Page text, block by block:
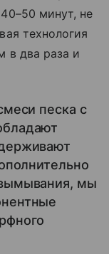
минут, не
технология
в два раза и
песка с
мы